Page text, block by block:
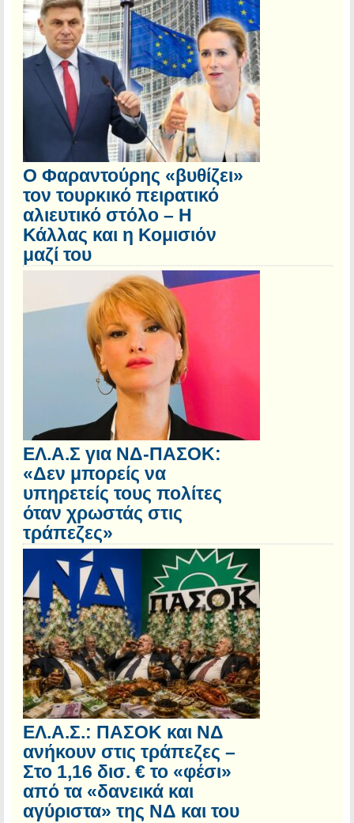
Ο Φαραντούρης «βυθίζει»
τον τουρκικό πειρατικό
αλιευτικό στόλο – Η
Κάλλας και η Κομισιόν
μαζί του
ΕΛ.Α.Σ για ΝΔ-ΠΑΣΟΚ:
«Δεν μπορείς να
υπηρετείς τους πολίτες
όταν χρωστάς στις
τράπεζες»
ΕΛ.Α.Σ.: ΠΑΣΟΚ και ΝΔ
ανήκουν στις τράπεζες –
Στο 1,16 δισ. € το «φέσι»
από τα «δανεικά και
αγύριστα» της ΝΔ και του